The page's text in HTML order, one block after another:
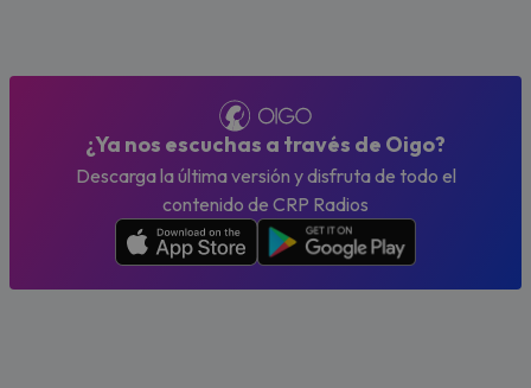
¿Ya nos escuchas a través de Oigo?
Descarga la última versión y disfruta de todo el
contenido de CRP Radios